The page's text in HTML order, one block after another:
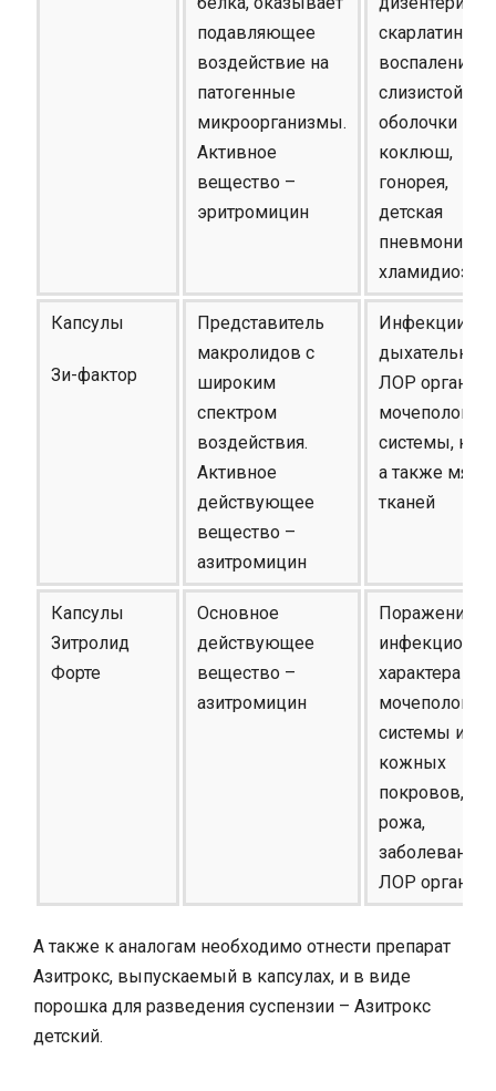
подавляющее
воздействие на
патогенные
микроорганизмы.
Активное
вещество –
эритромицин
скарлатина,
воспаления
слизистой
оболочки
коклюш,
гонорея,
детская
пневмония,
хламидиоз
Капсулы
Зи-фактор
Представитель
макролидов с
широким
спектром
воздействия.
Активное
действующее
вещество –
азитромицин
Инфекции
дыхательных
ЛОР органов,
мочеполовой
системы,
а также
тканей
Капсулы
Зитролид
Форте
Основное
действующее
вещество –
азитромицин
Поражения
характера
мочеполовой
системы и
кожных
покровов,
рожа,
заболевания
ЛОР органов
А также к аналогам необходимо отнести препарат
Азитрокс, выпускаемый в капсулах, и в виде
порошка для разведения суспензии – Азитрокс
детский.